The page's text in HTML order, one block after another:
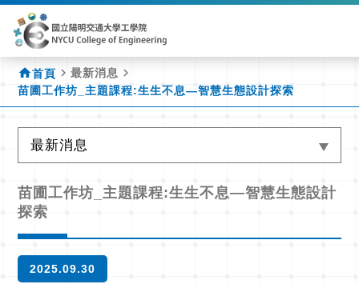
home首頁 navigate_next最新消息 navigate_next
苗圃工作坊_主題課程:生生不息—智慧生態設計探索
最新消息
苗圃工作坊_主題課程:生生不息—智慧生態設計
探索
2025.09.30